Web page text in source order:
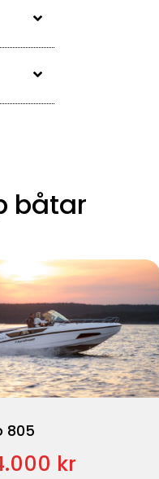
båtar
805
kr